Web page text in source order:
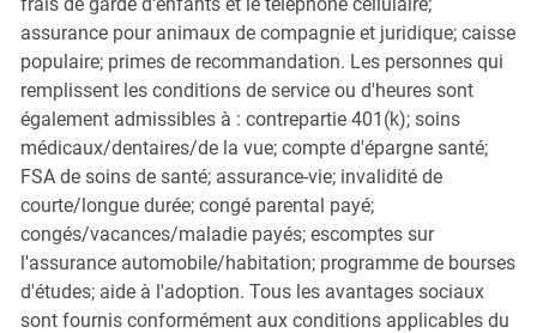
assurance pour animaux de compagnie et juridique; caisse
populaire; primes de recommandation. Les personnes qui
remplissent les conditions de service ou d'heures sont
également admissibles à : contrepartie 401(k); soins
médicaux/dentaires/de la vue; compte d'épargne santé;
FSA de soins de santé; assurance-vie; invalidité de
courte/longue durée; congé parental payé;
congés/vacances/maladie payés; escomptes sur
l'assurance automobile/habitation; programme de bourses
d'études; aide à l'adoption. Tous les avantages sociaux
sont fournis conformément aux conditions applicables du